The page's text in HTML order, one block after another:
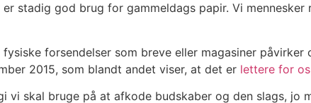
stadig god brug for gammeldags papir. Vi
forsendelser som breve eller magasiner
2015, som blandt andet viser, at det er lettere for
vi skal bruge på at afkode budskaber og den slags,